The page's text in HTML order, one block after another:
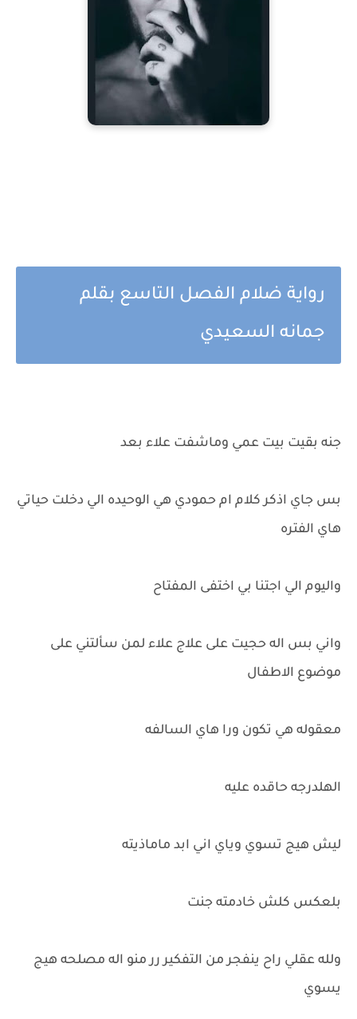
رواية ضلام الفصل التاسع بقلم
جمانه السعيدي
جنه بقيت بيت عمي وماشفت علاء بعد
بس جاي اذكر كلام ام حمودي هي الوحيده الي دخلت حياتي
هاي الفتره
واليوم الي اجتنا بي اختفى المفتاح
واني بس اله حجيت على علاج علاء لمن سألتني على
موضوع الاطفال
معقوله هي تكون ورا هاي السالفه
الهلدرجه حاقده عليه
ليش هيج تسوي وياي اني ابد ماماذيته
بلعكس كلش خادمته جنت
ولله عقلي راح ينفجر من التفكير رر منو اله مصلحه هيج
يسوي